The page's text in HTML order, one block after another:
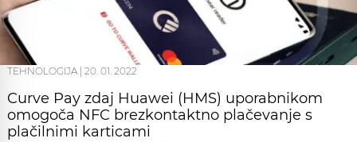
TEHNOLOGIJA 20. 01. 2022
Curve Pay zdaj Huawei (HMS) uporabnikom
omogoča NFC brezkontaktno plačevanje s
plačilnimi karticami